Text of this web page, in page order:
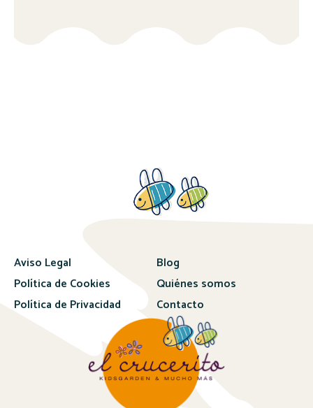
Aviso Legal
Política de Cookies
Política de Privacidad
Blog
Quiénes somos
Contacto